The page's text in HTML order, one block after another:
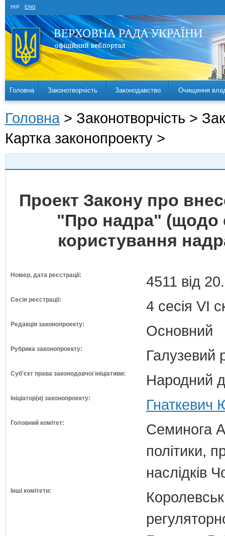
УКР ENG
Головна Законотворчість Законодавство Очищення
Головна > Законотворчість >
Картка законопроекту >
Проект Закону про
"Про надра" (щодо
користування
Номер, дата реєстрації: 4511 від
Сесія реєстрації: 4 сесія VI
Редакція законопроекту: Основний
Рубрика законопроекту: Галузевий
Суб'єкт права законодавчої ініціативи: Народний
Ініціатор(и) законопроекту: Гнаткевич
Головний комітет:
Семинога
політики,
наслідків
Інші комітети: